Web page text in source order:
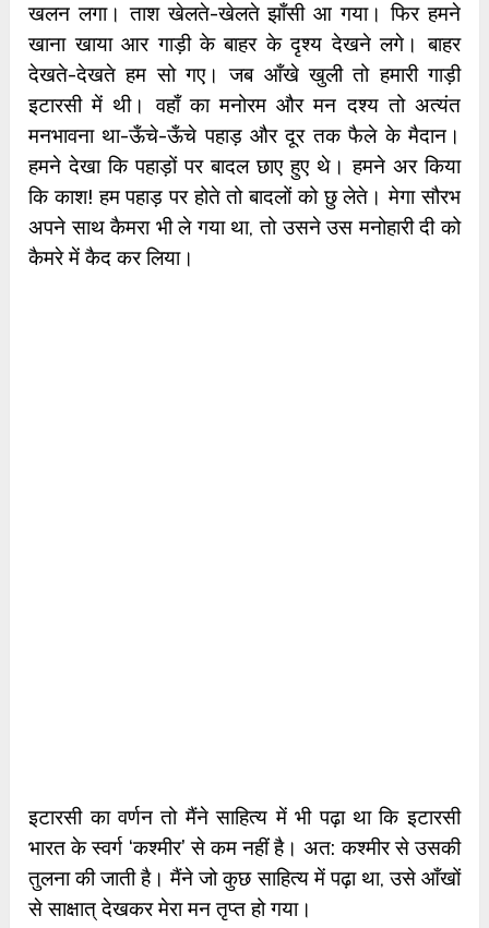
खलन लगा। ताश खेलते-खेलते झाँसी आ गया। फिर हमने
खाना खाया आर गाड़ी के बाहर के दृश्य देखने लगे। बाहर
देखते-देखते हम सो गए। जब आँखे खुली तो हमारी गाड़ी
इटारसी में थी। वहाँ का मनोरम और मन दश्य तो अत्यंत
मनभावना था-ऊँचे-ऊँचे पहाड़ और दूर तक फैले के मैदान।
हमने देखा कि पहाड़ों पर बादल छाए हुए थे। हमने अर किया
कि काश! हम पहाड़ पर होते तो बादलों को छु लेते। मेगा सौरभ
अपने साथ कैमरा भी ले गया था, तो उसने उस मनोहारी दी को
कैमरे में कैद कर लिया।
इटारसी का वर्णन तो मैंने साहित्य में भी पढ़ा था कि इटारसी
भारत के स्वर्ग ‘कश्मीर’ से कम नहीं है। अत: कश्मीर से उसकी
तुलना की जाती है। मैंने जो कुछ साहित्य में पढ़ा था, उसे आँखों
से साक्षात् देखकर मेरा मन तृप्त हो गया।